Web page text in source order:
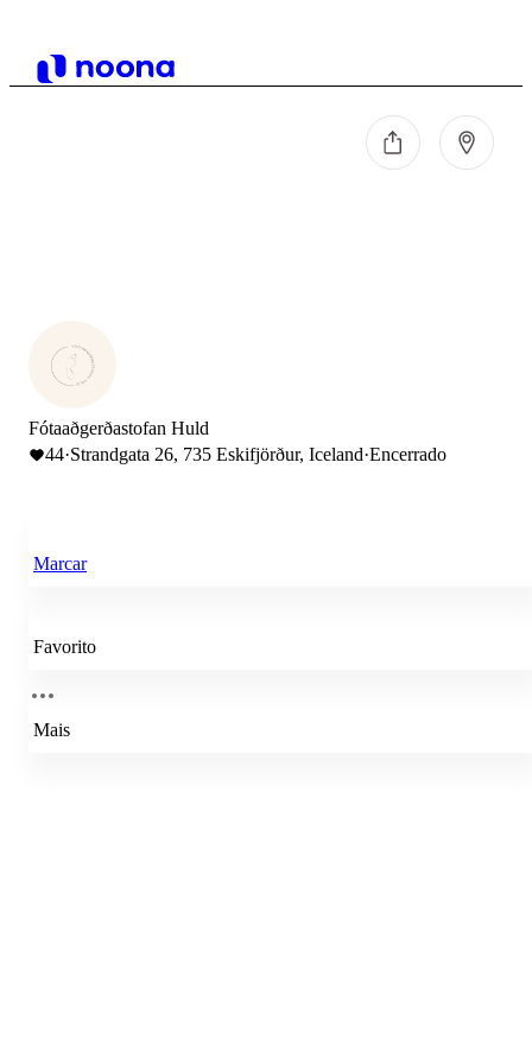
Fótaaðgerðastofan Huld
44·Strandgata 26, 735 Eskifjörður, Iceland·Encerrado
Marcar
Favorito
Mais